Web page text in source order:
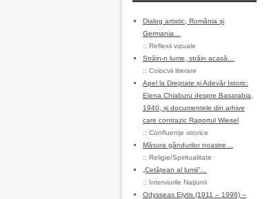
Dialog artistic, România și
Germania…
:: Reflexii vizuale
Străin-n lume, străin acasă…
:: Colocvii literare
Apel la Dreptate și Adevăr Istoric:
Elena Chiaburu despre Basarabia,
1940, și documentele din arhive
care contrazic Raportul Wiesel
:: Confluenţe istorice
Măsura gândurilor noastre…
:: Religie/Spiritualitate
„Cetățean al lumii”…
:: Interviurile Naţiunii
Odysseas Elytis (1911 – 1996) –